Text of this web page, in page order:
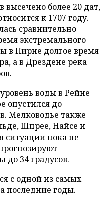
высечено более 20 дат,
к 1707 году.
сравнительно
экстремального
в Пирне долгое время
а в Дрездене река
воды в Рейне
опустился до
Мелководье также
Шпрее, Найсе и
ситуации пока не
до 34 градусов.
с одной из самых
последние годы.